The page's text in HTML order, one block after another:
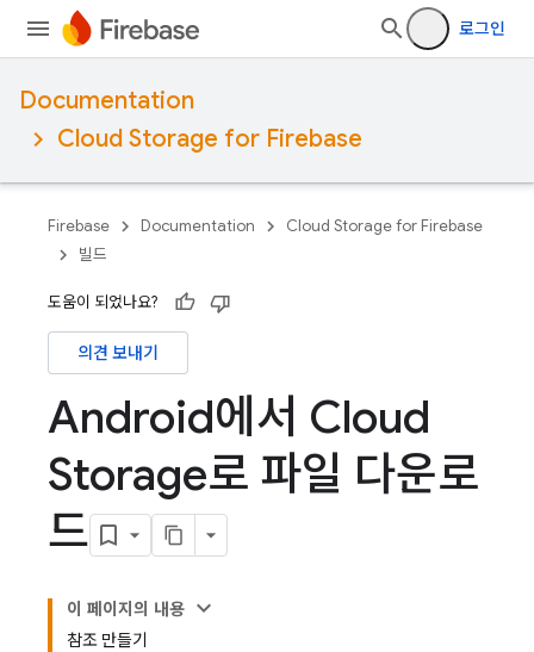
로그인
Documentation
Cloud Storage for Firebase
Firebase Documentation
Cloud Storage for Firebase
빌드
도움이 되었나요?
의견 보내기
Android에서 Cloud
Storage로 파일 다운로
드
이 페이지의 내용
참조 만들기